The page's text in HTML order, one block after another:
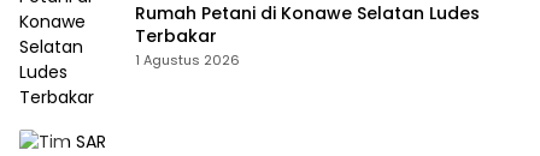
Rumah Petani di Konawe Selatan Ludes
Terbakar
1 Agustus 2026